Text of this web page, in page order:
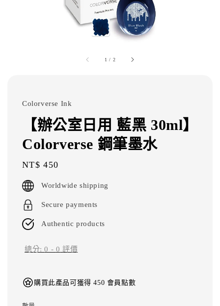
1 / 2
Colorverse Ink
【辦公室日用 藍黑 30ml】
Colorverse 鋼筆墨水
Regular
price
NT$ 450
Worldwide shipping
Secure payments
Authentic products
總分:0 - 0 評價
購買此產品可獲得 450 會員點數